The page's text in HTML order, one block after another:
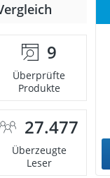
9
Überprüfte
Produkte
27.477
Überzeugte
Leser